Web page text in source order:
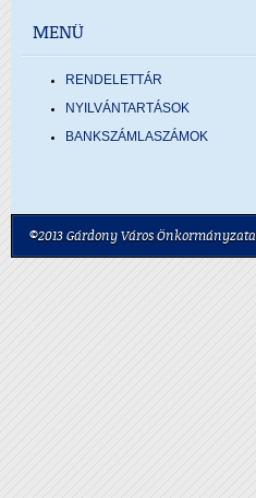
MENÜ
RENDELETTÁR
NYILVÁNTARTÁSOK
BANKSZÁMLASZÁMOK
©2013 Gárdony Város Önkormányzata